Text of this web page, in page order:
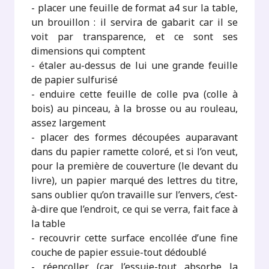
- placer une feuille de format a4 sur la table,
un brouillon : il servira de gabarit car il se
voit par transparence, et ce sont ses
dimensions qui comptent
- étaler au-dessus de lui une grande feuille
de papier sulfurisé
- enduire cette feuille de colle pva (colle à
bois) au pinceau, à la brosse ou au rouleau,
assez largement
- placer des formes découpées auparavant
dans du papier ramette coloré, et si l’on veut,
pour la première de couverture (le devant du
livre), un papier marqué des lettres du titre,
sans oublier qu’on travaille sur l’envers, c’est-
à-dire que l’endroit, ce qui se verra, fait face à
la table
- recouvrir cette surface encollée d’une fine
couche de papier essuie-tout dédoublé